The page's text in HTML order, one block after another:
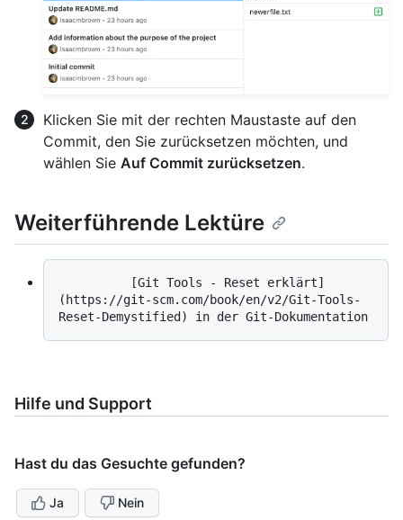
Klicken Sie mit der rechten Maustaste auf den
Commit, den Sie zurücksetzen möchten, und
wählen Sie Auf Commit zurücksetzen.
Weiterführende Lektüre
(https://git-scm.com/book/en/v2/Git-Tools-
Hilfe und Support
Hast du das Gesuchte gefunden?
Ja Nein